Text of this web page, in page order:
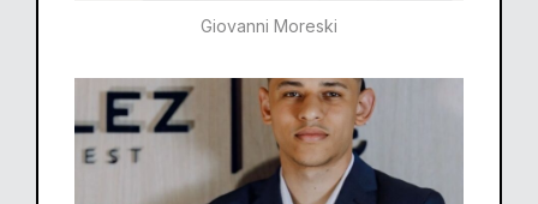
Giovanni Moreski